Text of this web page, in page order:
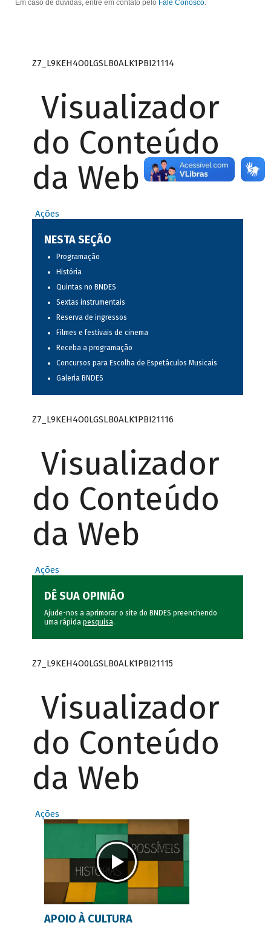
Em caso de dúvidas, entre em contato pelo Fale Conosco.
Z7_L9KEH4O0LGSLB0ALK1PBI21114
Visualizador
do Conteúdo
da Web
Ações
NESTA SEÇÃO
Programação
História
Quintas no BNDES
Sextas instrumentais
Reserva de ingressos
Filmes e festivais de cinema
Receba a programação
Concursos para Escolha de Espetáculos Musicais
Galeria BNDES
Z7_L9KEH4O0LGSLB0ALK1PBI21116
Visualizador
do Conteúdo
da Web
Ações
DÊ SUA OPINIÃO
Ajude-nos a aprimorar o site do BNDES preenchendo
uma rápida pesquisa.
Z7_L9KEH4O0LGSLB0ALK1PBI21115
Visualizador
do Conteúdo
da Web
Ações
APOIO À CULTURA